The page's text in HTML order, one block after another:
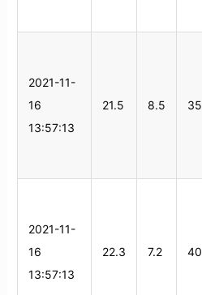
2021-11-
16
13:57:13
21.5 8.5 35
2021-11-
16
13:57:13
22.3 7.2 40